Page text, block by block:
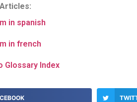
in spanish
in french
Glossary Index